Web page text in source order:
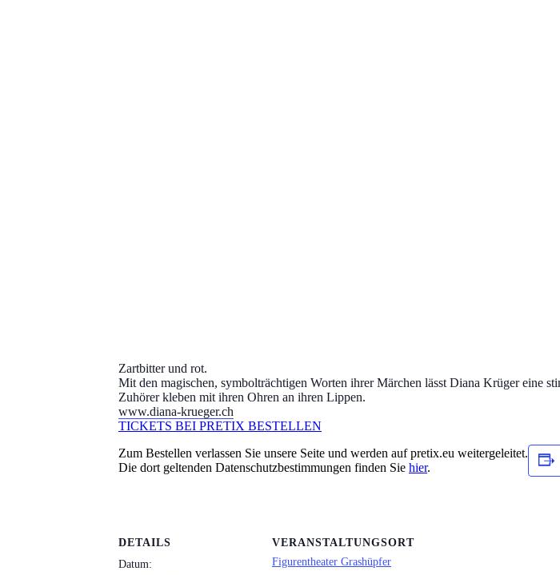
Zartbitter und rot.
Mit den magischen, symbolträchtigen Worten ihrer Märchen lässt Diana Krüger eine
Zuhörer kleben mit ihren Ohren an ihren Lippen.
www.diana-krueger.ch
TICKETS BEI PRETIX BESTELLEN
Zum Bestellen verlassen Sie unsere Seite und werden auf pretix.eu weitergeleitet.
Die dort geltenden Datenschutzbestimmungen finden Sie hier.
DETAILS
Datum:
VERANSTALTUNGSORT
Figurentheater Grashüpfer